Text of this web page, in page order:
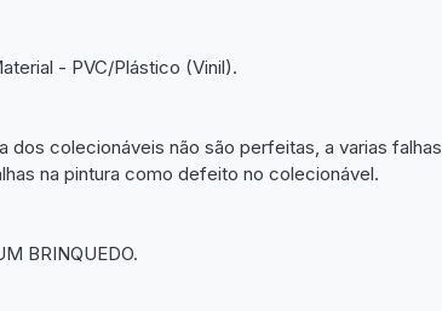
- PVC/Plástico (Vinil).
dos colecionáveis não são perfeitas, a varias falhas
na pintura como defeito no colecionável.
BRINQUEDO.